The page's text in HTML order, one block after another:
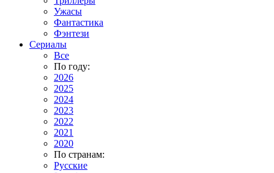
Ужасы
Фантастика
Фэнтези
Сериалы
Все
По году:
2026
2025
2024
2023
2022
2021
2020
По странам:
Русские